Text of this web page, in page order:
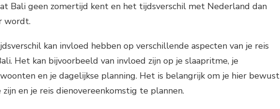
Bali geen zomertijd kent en het tijdsverschil met Nederland dan
wordt.
kan invloed hebben op verschillende aspecten van je reis
Het kan bijvoorbeeld van invloed zijn op je slaapritme, je
en je dagelijkse planning. Het is belangrijk om je hier bewust
zijn en je reis dienovereenkomstig te plannen.